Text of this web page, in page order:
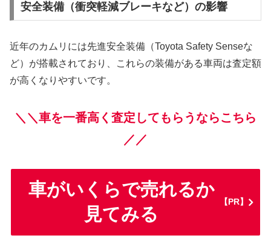
安全装備（衝突軽減ブレーキなど）の影響
近年のカムリには先進安全装備（Toyota Safety Senseな
ど）が搭載されており、これらの装備がある車両は査定額
が高くなりやすいです。
＼＼車を一番高く査定してもらうならこちら
／／
車がいくらで売れるか
見てみる
【PR】